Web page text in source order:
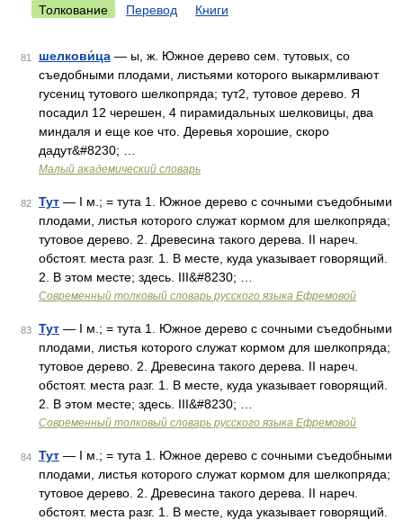
Толкование Перевод Книги
81 шелкови́ца — ы, ж. Южное дерево сем. тутовых, со
съедобными плодами, листьями которого выкармливают
гусениц тутового шелкопряда; тут2, тутовое дерево. Я
посадил 12 черешен, 4 пирамидальных шелковицы, два
миндаля и еще кое что. Деревья хорошие, скоро
дадут&#8230; …
Малый академический словарь
82 Тут — I м.; = тута 1. Южное дерево с сочными съедобными
плодами, листья которого служат кормом для шелкопряда;
тутовое дерево. 2. Древесина такого дерева. II нареч.
обстоят. места разг. 1. В месте, куда указывает говорящий.
2. В этом месте; здесь. III&#8230; …
Современный толковый словарь русского языка Ефремовой
83 Тут — I м.; = тута 1. Южное дерево с сочными съедобными
плодами, листья которого служат кормом для шелкопряда;
тутовое дерево. 2. Древесина такого дерева. II нареч.
обстоят. места разг. 1. В месте, куда указывает говорящий.
2. В этом месте; здесь. III&#8230; …
Современный толковый словарь русского языка Ефремовой
84 Тут — I м.; = тута 1. Южное дерево с сочными съедобными
плодами, листья которого служат кормом для шелкопряда;
тутовое дерево. 2. Древесина такого дерева. II нареч.
обстоят. места разг. 1. В месте, куда указывает говорящий.